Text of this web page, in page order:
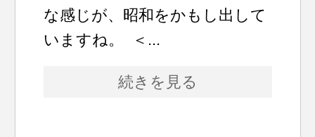
な感じが、昭和をかもし出して
いますね。 ＜...
続きを見る